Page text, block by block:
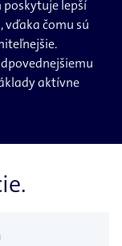
lepší
vďaka čomu sú
aktívne